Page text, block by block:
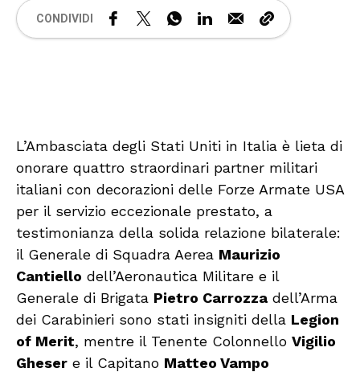
CONDIVIDI
L’Ambasciata degli Stati Uniti in Italia è lieta di
onorare quattro straordinari partner militari
italiani con decorazioni delle Forze Armate USA
per il servizio eccezionale prestato, a
testimonianza della solida relazione bilaterale:
il Generale di Squadra Aerea Maurizio
Cantiello dell’Aeronautica Militare e il
Generale di Brigata Pietro Carrozza dell’Arma
dei Carabinieri sono stati insigniti della Legion
of Merit, mentre il Tenente Colonnello Vigilio
Gheser e il Capitano Matteo Vampo